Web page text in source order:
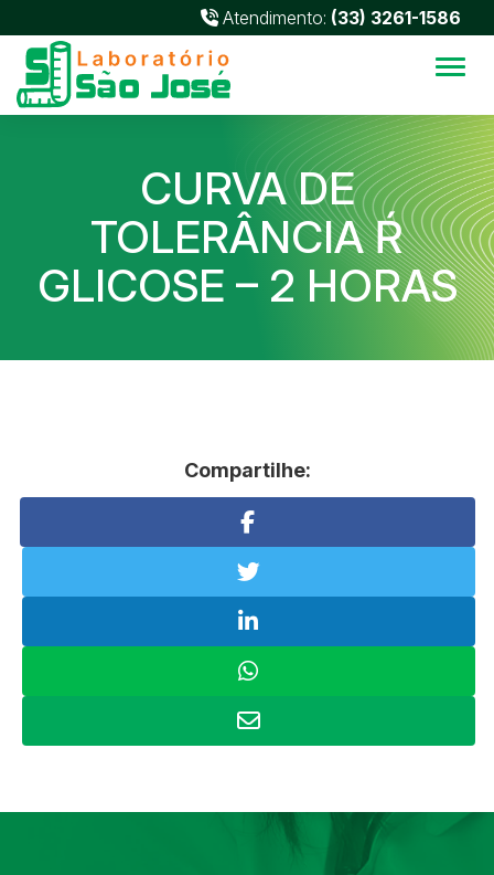
Atendimento: (33) 3261-1586
CURVA DE
TOLERÂNCIA Ŕ
GLICOSE – 2 HORAS
Compartilhe: